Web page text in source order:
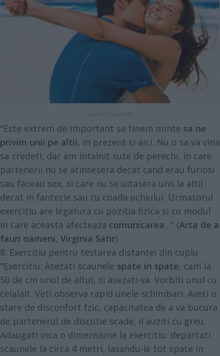
"Este extrem de important sa tinem minte sa ne
privim unii pe altii, in prezent si aici. Nu o sa va vina
sa credeti, dar am intalnit sute de perechi, in care
partenerii nu se atinsesera decat cand erau furiosi
sau faceau sex, si care nu se uitasera unii la altii
decat in fantezie sau cu coada ochiului. Urmatorul
exercitiu are legatura cu pozitia fizica si cu modul
in care aceasta afecteaza comunicarea..." (Arta de a
fauri oameni, Virginia Satir)
8. Exercitiu pentru testarea distantei din cuplu
"Exercitiu: Asezati scaunele spate in spate, cam la
50 de cm unul de altul, si asezati-va. Vorbiti unul cu
celalalt. Veti observa rapid unele schimbari. Aveti o
stare de disconfort fzic, capacitatea de a va bucura
de partenerul de discutie scade, il auziti cu greu.
Adaugati inca o dimensiune la exercitiu: departati
scaunele la circa 4 metri, lasandu-le tot spate in